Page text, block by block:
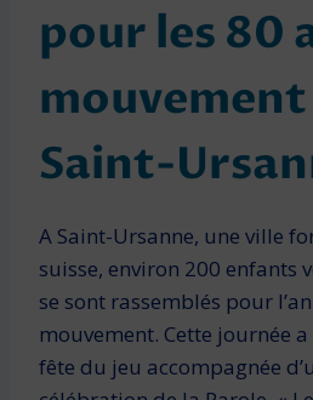
pour les 80
mouvement
Saint-
A Saint-Ursanne, une ville
suisse, environ 200 enfants
se sont rassemblés pour
mouvement. Cette journée
fête du jeu accompagnée